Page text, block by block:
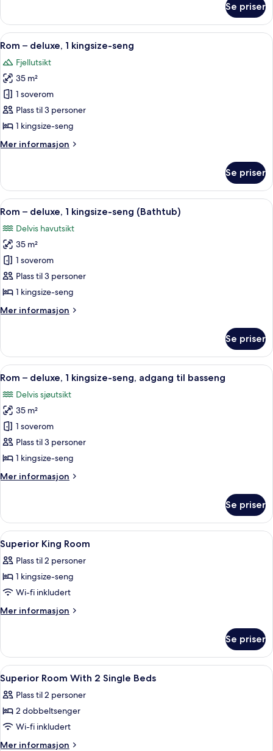
seng,
adgang
til
basseng
–
superior,
1
seng,
adgang
til
basseng
Se priser
Åpne
alle
bildene
av
Rom
–
deluxe,
kingsize-
Dundyner, minibar, safe på rommet
7
Rom – deluxe, 1 kingsize-seng
Fjellutsikt
35 m²
1 soverom
Plass til 3 personer
1 kingsize-seng
Mer informasjon
Mer
–
deluxe,
1
seng
Se priser
Åpne
alle
bildene
av
Rom
–
deluxe,
kingsize-
Rom – deluxe, 1 kingsize-seng
6
Rom – deluxe, 1 kingsize-seng (Bathtub)
Delvis havutsikt
35 m²
1 soverom
Plass til 3 personer
1 kingsize-seng
Mer informasjon
Mer
–
deluxe,
1
seng
(Bathtub)
Se priser
Åpne
alle
bildene
av
Rom
–
deluxe,
kingsize-
til
basseng
Rom – deluxe, 1 kingsize-seng,
8
Rom – deluxe, 1 kingsize-seng, adgang til basseng
Delvis sjøutsikt
35 m²
1 soverom
Plass til 3 personer
1 kingsize-seng
Mer informasjon
Mer
–
deluxe,
1
kingsize-
seng,
adgang
basseng
Se priser
Åpne
alle
bildene
av
Superior
King
Dundyner, minibar, safe på rommet
5
Superior King Room
Plass til 2 personer
1 kingsize-seng
Wi-fi inkludert
Mer informasjon
Mer
King
Room
Se priser
Åpne
alle
bildene
av
Superior
Room
Toalettartikler (inkludert), hårføner,
1
Superior Room With 2 Single Beds
Plass til 2 personer
2 dobbeltsenger
Wi-fi inkludert
Mer informasjon
Mer